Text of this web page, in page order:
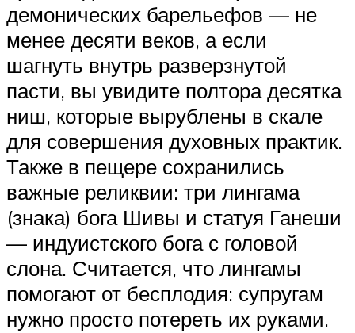
демонических барельефов — не
менее десяти веков, а если
шагнуть внутрь разверзнутой
пасти, вы увидите полтора десятка
ниш, которые вырублены в скале
для совершения духовных практик.
Также в пещере сохранились
важные реликвии: три лингама
(знака) бога Шивы и статуя Ганеши
— индуистского бога с головой
слона. Считается, что лингамы
помогают от бесплодия: супругам
нужно просто потереть их руками.